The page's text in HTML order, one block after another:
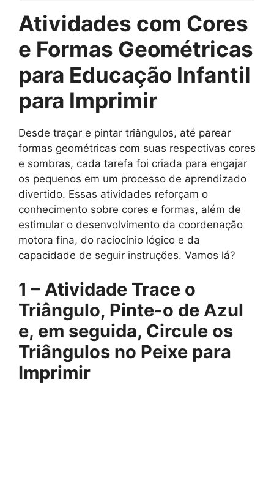
Atividades com Cores
e Formas Geométricas
para Educação Infantil
para Imprimir
Desde traçar e pintar triângulos, até parear
formas geométricas com suas respectivas cores
e sombras, cada tarefa foi criada para engajar
os pequenos em um processo de aprendizado
divertido. Essas atividades reforçam o
conhecimento sobre cores e formas, além de
estimular o desenvolvimento da coordenação
motora fina, do raciocínio lógico e da
capacidade de seguir instruções. Vamos lá?
1 – Atividade Trace o
Triângulo, Pinte-o de Azul
e, em seguida, Circule os
Triângulos no Peixe para
Imprimir